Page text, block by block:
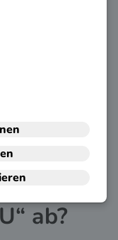
passt zu mir?
„Check-
indem Ihre
Auf dieser
bevorzugten
empfiehlt
oder
ab?